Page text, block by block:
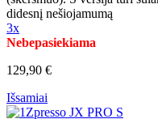
didesnį nešiojamumą
3x
Nebepasiekiama
129,90 €
Išsamiai